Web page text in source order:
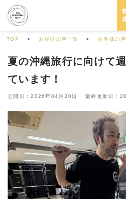
TOP お客様の声一覧 お客様の
夏の沖縄旅行に向けて
ています！
公開日：2026年04月20日 最終更新日：